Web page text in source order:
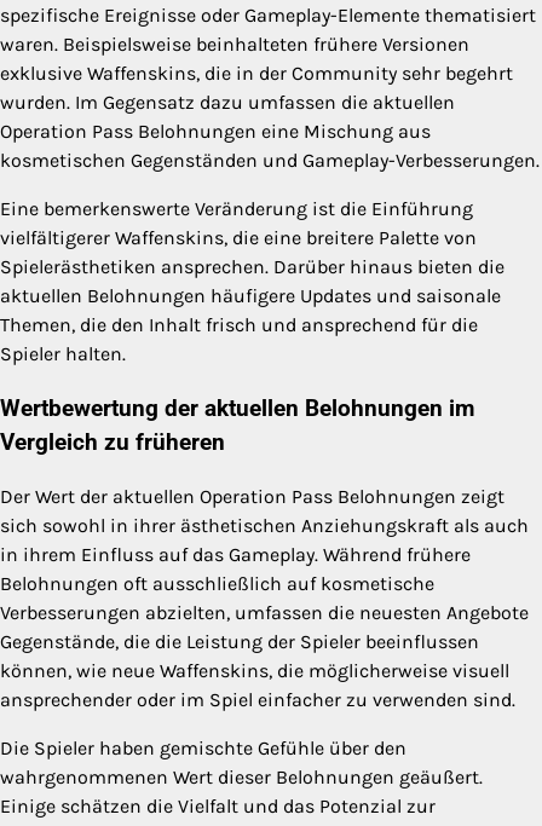
spezifische Ereignisse oder Gameplay-Elemente thematisiert
waren. Beispielsweise beinhalteten frühere Versionen
exklusive Waffenskins, die in der Community sehr begehrt
wurden. Im Gegensatz dazu umfassen die aktuellen
Operation Pass Belohnungen eine Mischung aus
kosmetischen Gegenständen und Gameplay-Verbesserungen.
Eine bemerkenswerte Veränderung ist die Einführung
vielfältigerer Waffenskins, die eine breitere Palette von
Spielerästhetiken ansprechen. Darüber hinaus bieten die
aktuellen Belohnungen häufigere Updates und saisonale
Themen, die den Inhalt frisch und ansprechend für die
Spieler halten.
Wertbewertung der aktuellen Belohnungen im
Vergleich zu früheren
Der Wert der aktuellen Operation Pass Belohnungen zeigt
sich sowohl in ihrer ästhetischen Anziehungskraft als auch
in ihrem Einfluss auf das Gameplay. Während frühere
Belohnungen oft ausschließlich auf kosmetische
Verbesserungen abzielten, umfassen die neuesten Angebote
Gegenstände, die die Leistung der Spieler beeinflussen
können, wie neue Waffenskins, die möglicherweise visuell
ansprechender oder im Spiel einfacher zu verwenden sind.
Die Spieler haben gemischte Gefühle über den
wahrgenommenen Wert dieser Belohnungen geäußert.
Einige schätzen die Vielfalt und das Potenzial zur